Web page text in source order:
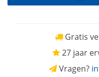
Gratis
27 jaar
Vragen?